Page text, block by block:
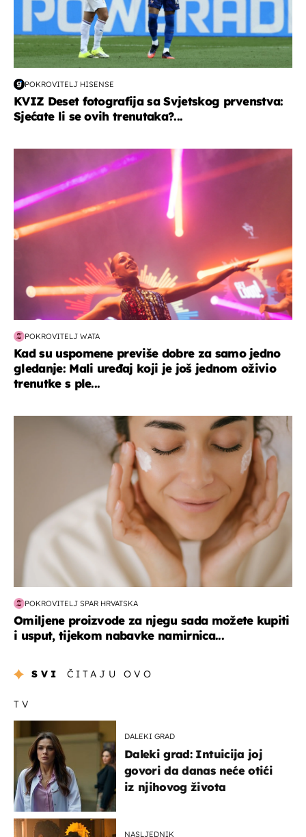
POKROVITELJ HISENSE
KVIZ Deset fotografija sa Svjetskog prvenstva:
Sjećate li se ovih trenutaka?...
POKROVITELJ WATA
Kad su uspomene previše dobre za samo jedno
gledanje: Mali uređaj koji je još jednom oživio
trenutke s ple...
moda & ljepota
POKROVITELJ SPAR HRVATSKA
Omiljene proizvode za njegu sada možete kupiti
i usput, tijekom nabavke namirnica...
SVI ČITAJU OVO
TV
DALEKI GRAD
Daleki grad: Intuicija joj
govori da danas neće otići
iz njihovog života
NASLJEDNIK